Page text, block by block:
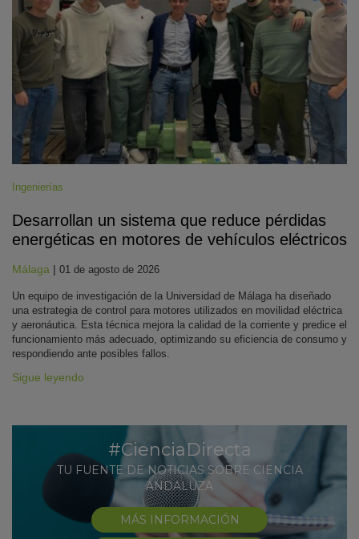
Ingenierías
Desarrollan un sistema que reduce pérdidas
energéticas en motores de vehículos eléctricos
Málaga | 01 de agosto de 2026
Un equipo de investigación de la Universidad de Málaga ha diseñado
una estrategia de control para motores utilizados en movilidad eléctrica
y aeronáutica. Esta técnica mejora la calidad de la corriente y predice el
funcionamiento más adecuado, optimizando su eficiencia de consumo y
respondiendo ante posibles fallos.
Sigue leyendo
#CienciaDirecta
TU FUENTE DE NOTICIAS SOBRE CIENCIA
ANDALUZA
MÁS INFORMACIÓN